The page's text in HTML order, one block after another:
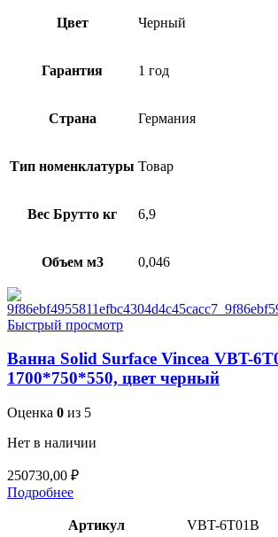
Цвет Черный
Гарантия 1 год
Страна Германия
Тип номенклатуры Товар
Вес Брутто кг 6,9
Объем м3 0,046
Быстрый просмотр
Ванна Solid Surface Vincea VBT-
1700*750*550, цвет черный
Оценка 0 из 5
Нет в наличии
250730,00 ₽
Подробнее
Артикул VBT-6T01B